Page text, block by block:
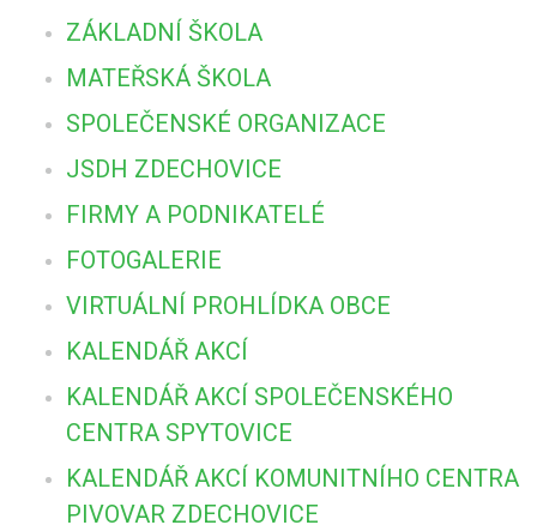
ZÁKLADNÍ ŠKOLA
MATEŘSKÁ ŠKOLA
SPOLEČENSKÉ ORGANIZACE
JSDH ZDECHOVICE
FIRMY A PODNIKATELÉ
FOTOGALERIE
VIRTUÁLNÍ PROHLÍDKA OBCE
KALENDÁŘ AKCÍ
KALENDÁŘ AKCÍ SPOLEČENSKÉHO
CENTRA SPYTOVICE
KALENDÁŘ AKCÍ KOMUNITNÍHO CENTRA
PIVOVAR ZDECHOVICE